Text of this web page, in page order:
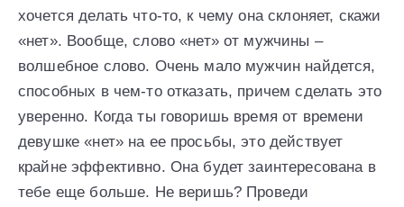
хочется делать что-то, к чему она склоняет, скажи
«нет». Вообще, слово «нет» от мужчины –
волшебное слово. Очень мало мужчин найдется,
способных в чем-то отказать, причем сделать это
уверенно. Когда ты говоришь время от времени
девушке «нет» на ее просьбы, это действует
крайне эффективно. Она будет заинтересована в
тебе еще больше. Не веришь? Проведи